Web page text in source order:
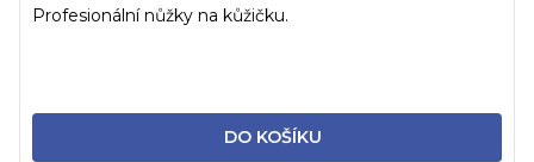
DO KOŠÍKU
Profesionální nůžky na kůžičku.